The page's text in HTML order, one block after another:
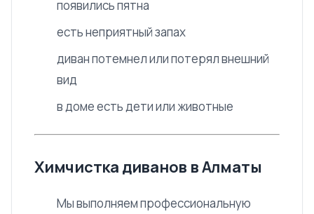
появились пятна
есть неприятный запах
диван потемнел или потерял внешний
вид
в доме есть дети или животные
Химчистка диванов в Алматы
Мы выполняем профессиональную